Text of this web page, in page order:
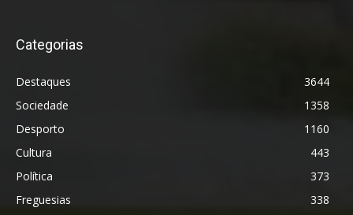
Categorias
Destaques
3644
Sociedade
1358
Desporto
1160
Cultura
443
Política
373
Freguesias
338